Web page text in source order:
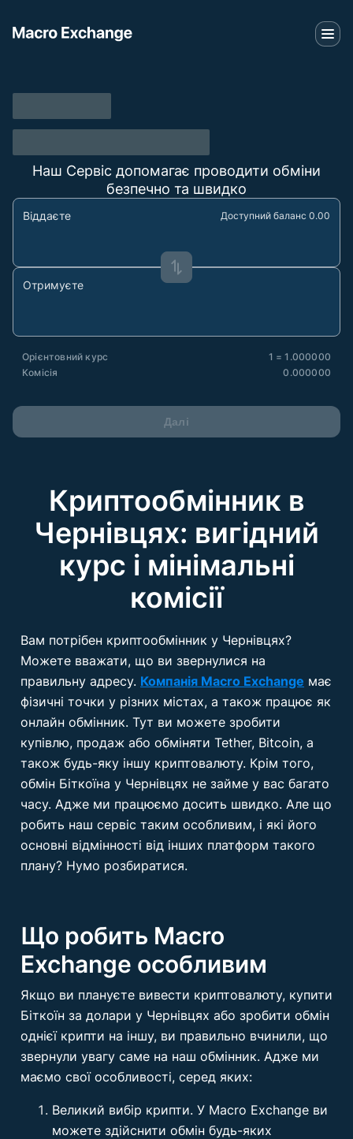
Наш Сервіс допомагає проводити обміни
безпечно та швидко
Віддаєте Доступний баланс 0.00
Отримуєте
Орієнтовний курс
1 = 1.000000
Комісія
0.000000
Далі
Криптообмінник в
Чернівцях: вигідний
курс і мінімальні
комісії
Вам потрібен криптообмінник у Чернівцях?
Можете вважати, що ви звернулися на
правильну адресу. Компанія Macro Exchange має
фізичні точки у різних містах, а також працює як
онлайн обмінник. Тут ви можете зробити
купівлю, продаж або обміняти Tether, Bitcoin, а
також будь-яку іншу криптовалюту. Крім того,
обмін Біткоїна у Чернівцях не займе у вас багато
часу. Адже ми працюємо досить швидко. Але що
робить наш сервіс таким особливим, і які його
основні відмінності від інших платформ такого
плану? Нумо розбиратися.
Що робить Macro
Exchange особливим
Якщо ви плануєте вивести криптовалюту, купити
Біткоїн за долари у Чернівцях або зробити обмін
однієї крипти на іншу, ви правильно вчинили, що
звернули увагу саме на наш обмінник. Адже ми
маємо свої особливості, серед яких:
Великий вибір крипти. У Macro Exchange ви
можете здійснити обмін будь-яких